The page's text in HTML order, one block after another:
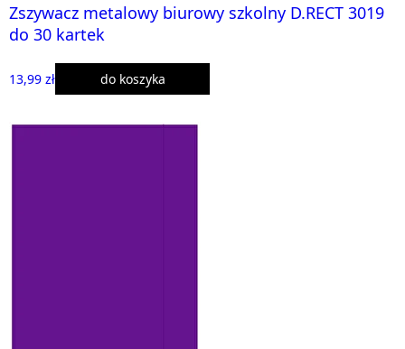
Zszywacz metalowy biurowy szkolny D.RECT 3019
do 30 kartek
13,99 zł do koszyka